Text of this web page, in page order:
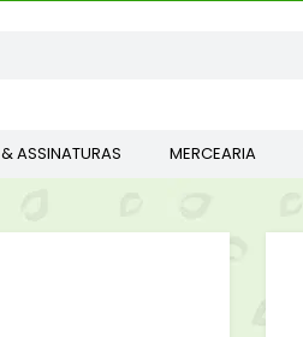
ASSINATURAS MERCEARIA